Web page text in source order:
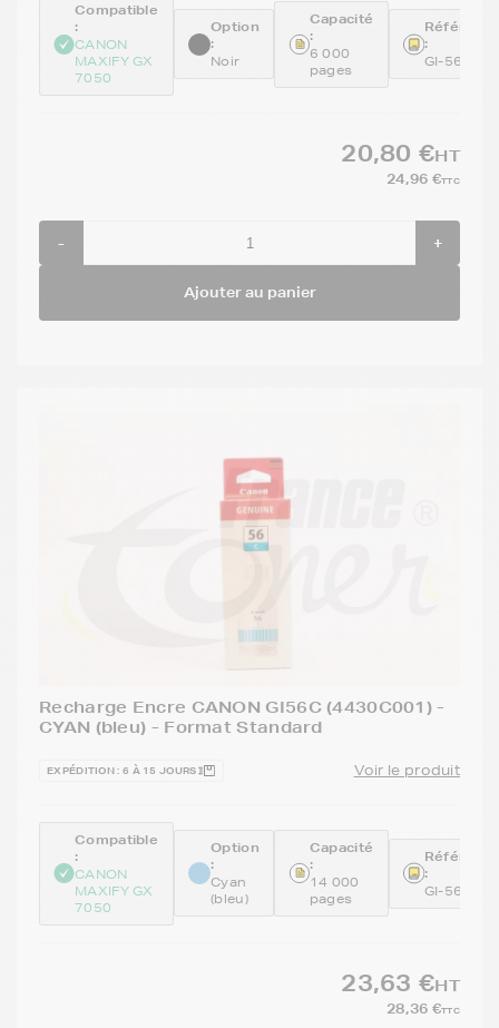
Compatible
:
CANON
MAXIFY GX
7050
Option
:
Noir
Capacité
:
6 000
pages
:
GI-56BK
20,80 €HT
24,96 €TTC
- +
Ajouter au panier
Recharge Encre CANON GI56C (4430C001) -
CYAN (bleu) - Format Standard
EXPÉDITION : 6 À 15 JOURS Voir le produit
Compatible
:
CANON
MAXIFY GX
7050
Option
:
Cyan
(bleu)
Capacité
:
14 000
pages
:
GI-56C
23,63 €HT
28,36 €TTC